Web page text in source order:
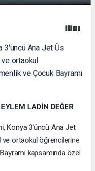
3'üncü Ana Jet Üs
ve ortaokul
ve Çocuk Bayramı
LADİN DEĞER
Konya 3'üncü Ana Jet
ve ortaokul öğrencilerine
kapsamında özel